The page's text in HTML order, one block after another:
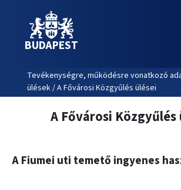
BUDAPEST
Tevékenységre, működésre vonatkozó
ülések / A Fővárosi Közgyűlés ülései
A Fővárosi Közgyűlés
A Fiumei uti temető ingyenes